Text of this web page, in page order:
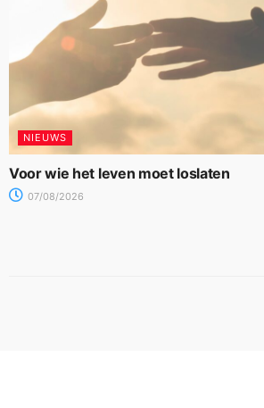
NIEUWS
Voor wie het leven moet loslaten
07/08/2026